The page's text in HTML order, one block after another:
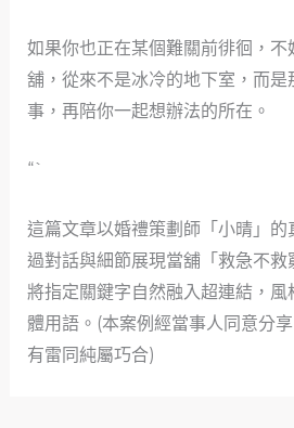
如果你也正在某個難關前徘徊，
舖，從來不是冰冷的地下室，而
事，再陪你一起想辦法的所在。
“`
這篇文章以婚禮策劃師「小晴」的
過對話與細節展現當舖「救急不救
將指定關鍵字自然融入超連結，風
體用語。(本案例經當事人同意分
有雷同純屬巧合)